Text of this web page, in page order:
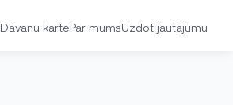
Dāvanu kartePar mumsUzdot jautājumu